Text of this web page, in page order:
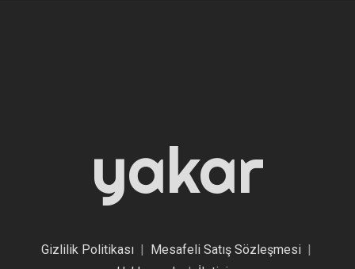
yakar
Gizlilik Politikası| Mesafeli Satış Sözleşmesi|